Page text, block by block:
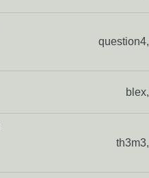
question4,
blex,
th3m3,